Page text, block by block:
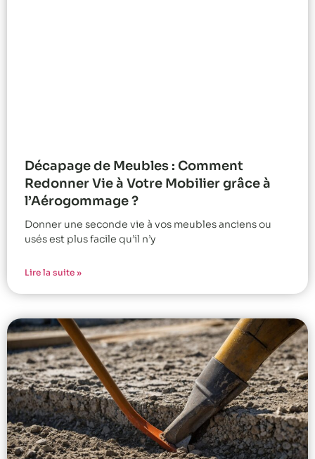
Décapage de Meubles : Comment
Redonner Vie à Votre Mobilier grâce à
l’Aérogommage ?
Donner une seconde vie à vos meubles anciens ou
usés est plus facile qu’il n’y
Lire la suite »